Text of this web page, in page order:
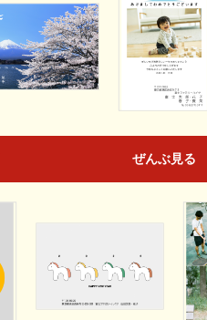
ぜんぶ見る